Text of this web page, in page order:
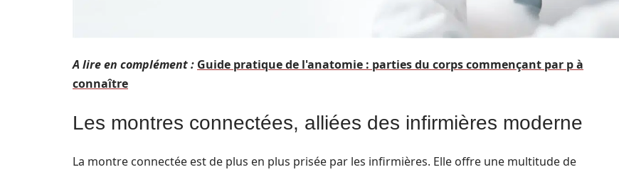
A lire en complément : Guide pratique de l'anatomie : parties du corps commençant par p à
connaître
Les montres connectées, alliées des infirmières moderne
La montre connectée est de plus en plus prisée par les infirmières. Elle offre une multitude de